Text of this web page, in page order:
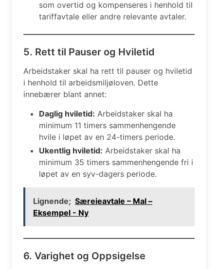
som overtid og kompenseres i henhold til
tariffavtale eller andre relevante avtaler.
5. Rett til Pauser og Hviletid
Arbeidstaker skal ha rett til pauser og hviletid
i henhold til arbeidsmiljøloven. Dette
innebærer blant annet:
Daglig hviletid: Arbeidstaker skal ha
minimum 11 timers sammenhengende
hvile i løpet av en 24-timers periode.
Ukentlig hviletid: Arbeidstaker skal ha
minimum 35 timers sammenhengende fri i
løpet av en syv-dagers periode.
Lignende; Særeieavtale – Mal –
Eksempel - Ny
6. Varighet og Oppsigelse